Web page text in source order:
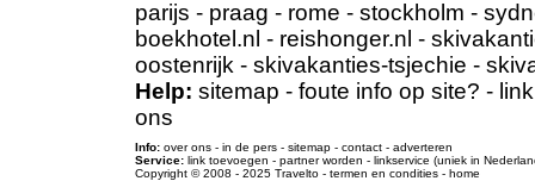
parijs - praag - rome - stockholm -
boekhotel.nl - reishonger.nl -
oostenrijk - skivakanties-tsjechie -
Help: sitemap - foute info op site? -
ons
Info: over ons - in de pers - sitemap - contact - adverteren
Service: link toevoegen - partner worden - linkservice (uniek in
Copyright © 2008 - 2025 Travelto - termen en condities - home